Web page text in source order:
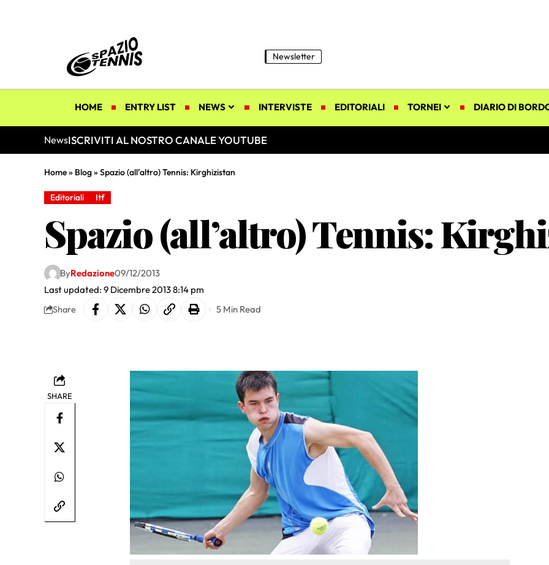
Newsletter
HOME ENTRY LIST NEWS INTERVISTE EDITORIALI TORNEI DIARIO DI
NewsISCRIVITI AL NOSTRO CANALE YOUTUBE
Home» Blog» Spazio (all’altro) Tennis: Kirghizistan
Editoriali Itf
Spazio (all’altro) Tennis:
Last updated: 9 Dicembre 2013 8:14 pm
ByRedazione09/12/2013
Share 5 Min Read
SHARE